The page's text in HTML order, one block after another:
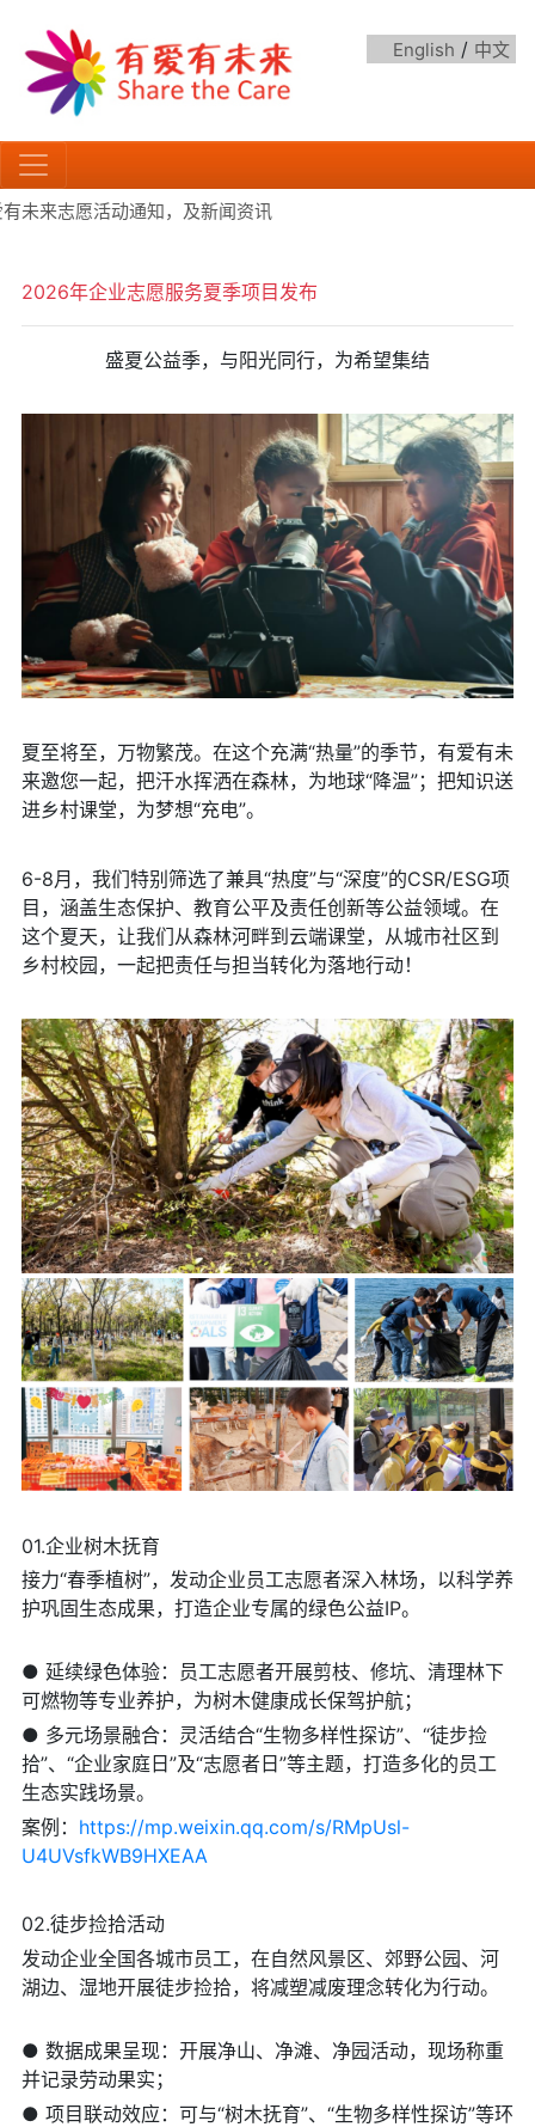
English / 中文
未来志愿活动通知，及新闻资讯
2026年企业志愿服务夏季项目发布
盛夏公益季，与阳光同行，为希望集结
夏至将至，万物繁茂。在这个充满“热量”的季节，有爱有未
来邀您一起，把汗水挥洒在森林，为地球“降温”；把知识送
进乡村课堂，为梦想“充电”。
6-8月，我们特别筛选了兼具“热度”与“深度”的CSR/ESG项
目，涵盖生态保护、教育公平及责任创新等公益领域。在
这个夏天，让我们从森林河畔到云端课堂，从城市社区到
乡村校园，一起把责任与担当转化为落地行动！
01.企业树木抚育
接力“春季植树”，发动企业员工志愿者深入林场，以科学养
护巩固生态成果，打造企业专属的绿色公益IP。
● 延续绿色体验：员工志愿者开展剪枝、修坑、清理林下
可燃物等专业养护，为树木健康成长保驾护航；
● 多元场景融合：灵活结合“生物多样性探访”、“徒步捡
拾”、“企业家庭日”及“志愿者日”等主题，打造多化的员工
生态实践场景。
案例： https://mp.weixin.qq.com/s/RMpUsl-
U4UVsfkWB9HXEAA
02.徒步捡拾活动
发动企业全国各城市员工，在自然风景区、郊野公园、河
湖边、湿地开展徒步捡拾，将减塑减废理念转化为行动。
● 数据成果呈现：开展净山、净滩、净园活动，现场称重
并记录劳动果实；
● 项目联动效应：可与“树木抚育”、“生物多样性探访”等环